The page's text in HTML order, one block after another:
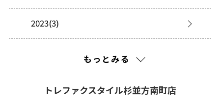
2023(3)
もっとみる
トレファクスタイル杉並方南町店